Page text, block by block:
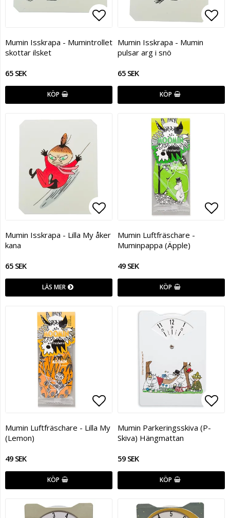
Lägg till i favoritlistan
Mumin Isskrapa - Mumintrollet
skottar ilsket
65 SEK
KÖP
Mumin Isskrapa - Mumin
pulsar arg i snö
65 SEK
KÖP
Lägg till i favoritlistan
Mumin Isskrapa - Lilla My åker
kana
65 SEK
LÄS MER
Mumin Luftfräschare -
Muminpappa (Äpple)
49 SEK
KÖP
Lägg till i favoritlistan
Mumin Luftfräschare - Lilla My
(Lemon)
49 SEK
KÖP
Mumin Parkeringsskiva (P-
Skiva) Hängmattan
59 SEK
KÖP